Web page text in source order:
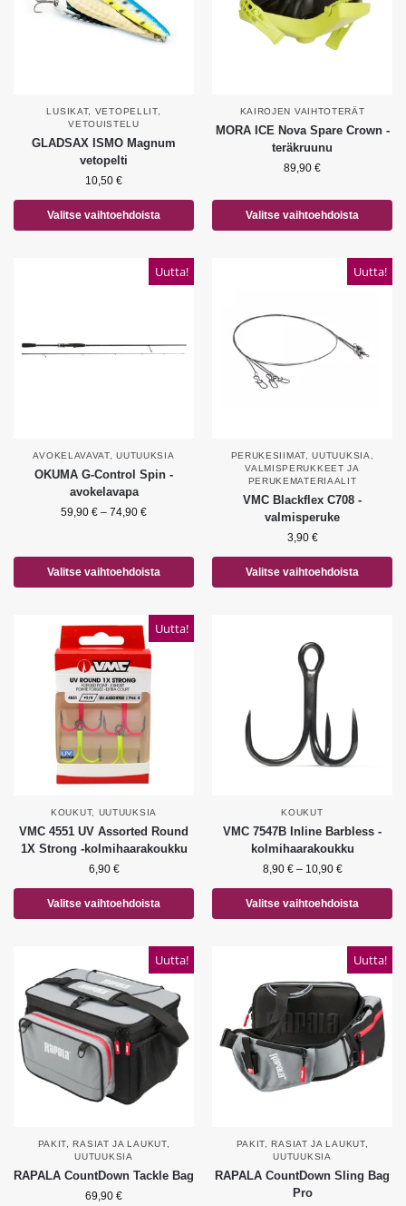
LUSIKAT, VETOPELLIT,
VETOUISTELU
GLADSAX ISMO Magnum
vetopelti
10,50 €
Valitse vaihtoehdoista
KAIROJEN VAIHTOTERÄT
MORA ICE Nova Spare Crown -
teräkruunu
89,90 €
Valitse vaihtoehdoista
Uutta!
AVOKELAVAVAT,UUTUUKSIA
OKUMA G-Control Spin -
avokelavapa
59,90 € – 74,90 €
Valitse vaihtoehdoista
Uutta!
PERUKESIIMAT,UUTUUKSIA
VALMISPERUKKEET JA
PERUKEMATERIAALIT
VMC Blackflex C708 -
valmisperuke
3,90 €
Valitse vaihtoehdoista
Uutta!
KOUKUT, UUTUUKSIA
VMC 4551 UV Assorted Round
1X Strong -kolmihaarakoukku
6,90 €
Valitse vaihtoehdoista
KOUKUT
VMC 7547B Inline Barbless -
kolmihaarakoukku
8,90 € – 10,90 €
Valitse vaihtoehdoista
Uutta!
PAKIT, RASIAT JA LAUKUT,
UUTUUKSIA
RAPALA CountDown Tackle Bag
69,90 €
Uutta!
PAKIT, RASIAT JA LAUKUT,
UUTUUKSIA
RAPALA CountDown Sling Bag
Pro